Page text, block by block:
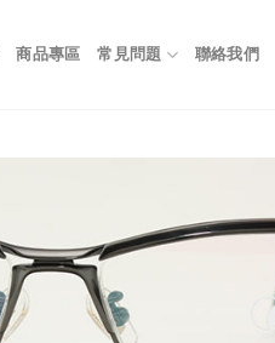
商品專區 常見問題 聯絡我們